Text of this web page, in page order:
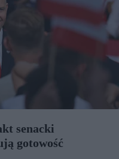
senacki
gotowość